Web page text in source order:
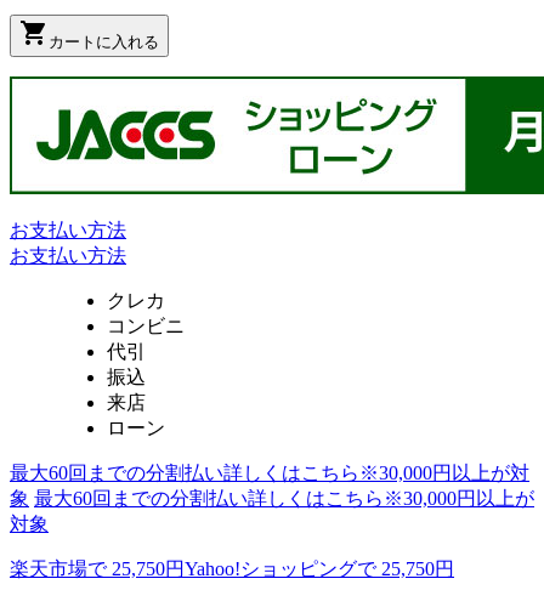
shopping_cart カートに入れる
お支払い方法
お支払い方法
クレカ
コンビニ
代引
振込
来店
ローン
最大60回までの分割払い詳しくはこちら※30,000円以上が対
象 最大60回までの分割払い詳しくはこちら※30,000円以上が
対象
楽天市場で 25,750円Yahoo!ショッピングで 25,750円